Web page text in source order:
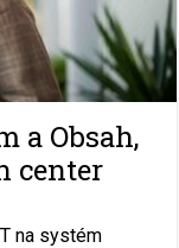
a Obsah,
center
na systém